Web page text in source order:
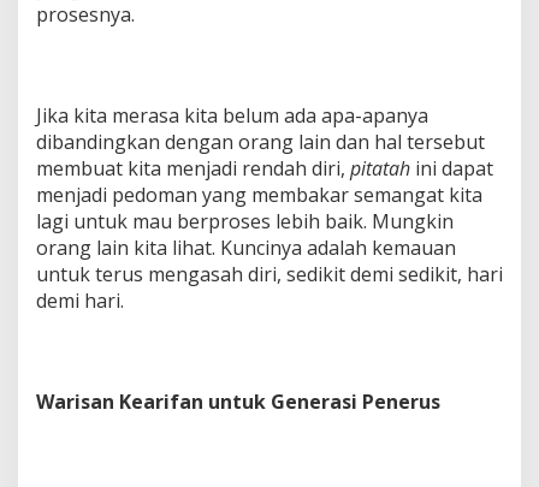
prosesnya.
Jika kita merasa kita belum ada apa-apanya
dibandingkan dengan orang lain dan hal tersebut
membuat kita menjadi rendah diri, pitatah ini dapat
menjadi pedoman yang membakar semangat kita
lagi untuk mau berproses lebih baik. Mungkin
orang lain kita lihat. Kuncinya adalah kemauan
untuk terus mengasah diri, sedikit demi sedikit, hari
demi hari.
Warisan Kearifan untuk Generasi Penerus